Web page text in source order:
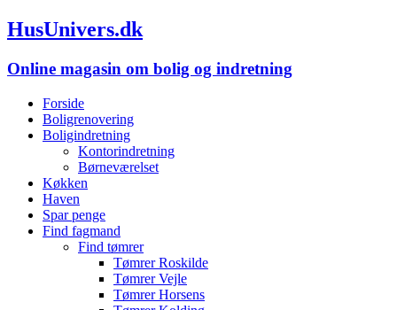
HusUnivers.dk
Online magasin om bolig og indretning
Forside
Boligrenovering
Boligindretning
Kontorindretning
Børneværelset
Køkken
Haven
Spar penge
Find fagmand
Find tømrer
Tømrer Roskilde
Tømrer Vejle
Tømrer Horsens